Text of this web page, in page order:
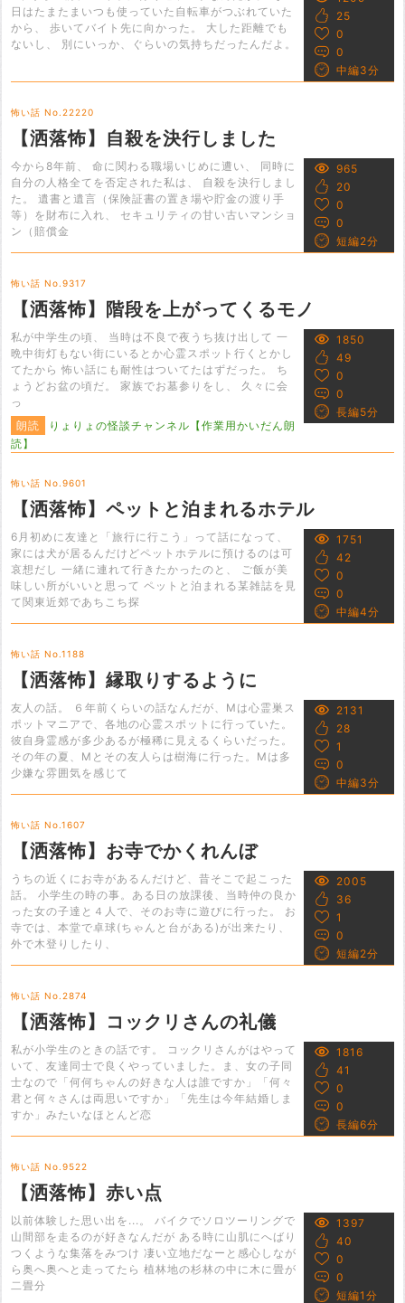
日はたまたまいつも使っていた自転車がつぶれていた
から、 歩いてバイト先に向かった。 大した距離でも
ないし、 別にいっか、ぐらいの気持ちだったんだよ。
25
0
0
中編3分
怖い話 No.22220
【洒落怖】自殺を決行しました
今から8年前、 命に関わる職場いじめに遭い、 同時に
自分の人格全てを否定された私は、 自殺を決行しまし
た。 遺書と遺言（保険証書の置き場や貯金の渡り手
等）を財布に入れ、 セキュリティの甘い古いマンショ
ン（賠償金
965
20
0
0
短編2分
怖い話 No.9317
【洒落怖】階段を上がってくるモノ
私が中学生の頃、 当時は不良で夜うち抜け出して 一
晩中街灯もない街にいるとか心霊スポット行くとかし
てたから 怖い話にも耐性はついてたはずだった。 ち
ょうどお盆の頃だ。 家族でお墓参りをし、 久々に会
っ
朗読
りょりょの怪談チャンネル【作業用かいだん朗
読】
1850
49
0
0
長編5分
怖い話 No.9601
【洒落怖】ペットと泊まれるホテル
6月初めに友達と「旅行に行こう」って話になって、
家には犬が居るんだけどペットホテルに預けるのは可
哀想だし 一緒に連れて行きたかったのと、 ご飯が美
味しい所がいいと思って ペットと泊まれる某雑誌を見
て関東近郊であちこち探
1751
42
0
0
中編4分
怖い話 No.1188
【洒落怖】縁取りするように
友人の話。 ６年前くらいの話なんだが、Mは心霊巣ス
ポットマニアで、各地の心霊スポットに行っていた。
彼自身霊感が多少あるが極稀に見えるくらいだった。
その年の夏、Mとその友人らは樹海に行った。Mは多
少嫌な雰囲気を感じて
2131
28
1
0
中編3分
怖い話 No.1607
【洒落怖】お寺でかくれんぼ
うちの近くにお寺があるんだけど、昔そこで起こった
話。 小学生の時の事。ある日の放課後、当時仲の良か
った女の子達と４人で、そのお寺に遊びに行った。 お
寺では、本堂で卓球(ちゃんと台がある)が出来たり、
外で木登りしたり、
2005
36
1
0
短編2分
怖い話 No.2874
【洒落怖】コックリさんの礼儀
私が小学生のときの話です。 コックリさんがはやって
いて、友達同士で良くやっていました。ま、女の子同
士なので「何何ちゃんの好きな人は誰ですか」「何々
君と何々さんは両思いですか」「先生は今年結婚しま
すか」みたいなほとんど恋
1816
41
0
0
長編6分
怖い話 No.9522
【洒落怖】赤い点
以前体験した思い出を...。 バイクでソロツーリングで
山間部を走るのが好きなんだが ある時に山肌にへばり
つくような集落をみつけ 凄い立地だなーと感心しなが
ら奥へ奥へと走ってたら 植林地の杉林の中に木に畳が
二畳分
1397
40
0
0
短編1分